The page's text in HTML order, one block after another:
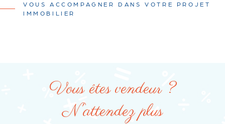
VOUS ACCOMPAGNER DANS VOTRE PROJET
IMMOBILIER
Vous êtes vendeur ?
N'attendez plus